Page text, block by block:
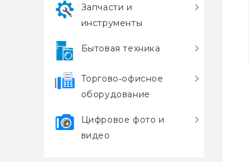
Запчасти и
инструменты
Бытовая техника
Торгово‑офисное
оборудование
Цифровое фото и
видео